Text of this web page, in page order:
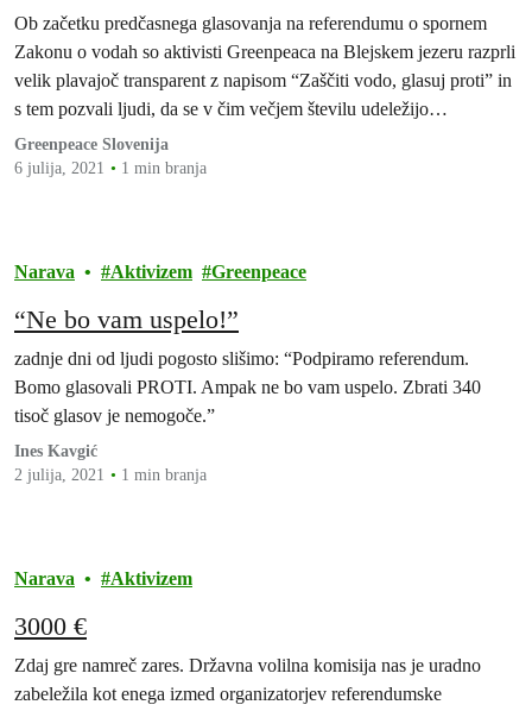
Ob začetku predčasnega glasovanja na referendumu o spornem
Zakonu o vodah so aktivisti Greenpeaca na Blejskem jezeru razprli
velik plavajoč transparent z napisom “Zaščiti vodo, glasuj proti” in
s tem pozvali ljudi, da se v čim večjem številu udeležijo
referenduma in glasujejo PROTI škodljivemu zakonu.
Greenpeace Slovenija
6 julija, 2021
1 min branja
Narava Aktivizem Greenpeace
“Ne bo vam uspelo!”
zadnje dni od ljudi pogosto slišimo: “Podpiramo referendum.
Bomo glasovali PROTI. Ampak ne bo vam uspelo. Zbrati 340
tisoč glasov je nemogoče.”
Ines Kavgić
2 julija, 2021
1 min branja
Narava Aktivizem
3000 €
Zdaj gre namreč zares. Državna volilna komisija nas je uradno
zabeležila kot enega izmed organizatorjev referendumske